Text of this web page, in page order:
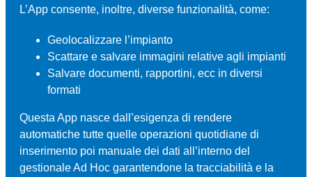
L’App consente, inoltre, diverse funzionalità, come:
Geolocalizzare l’impianto
Scattare e salvare immagini relative agli impianti
Salvare documenti, rapportini, ecc in diversi
formati
Questa App nasce dall’esigenza di rendere
automatiche tutte quelle operazioni quotidiane di
inserimento poi manuale dei dati all’interno del
gestionale Ad Hoc garantendone la tracciabilità e la